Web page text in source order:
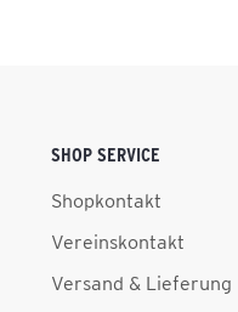
SHOP SERVICE
Shopkontakt
Vereinskontakt
Versand & Lieferung